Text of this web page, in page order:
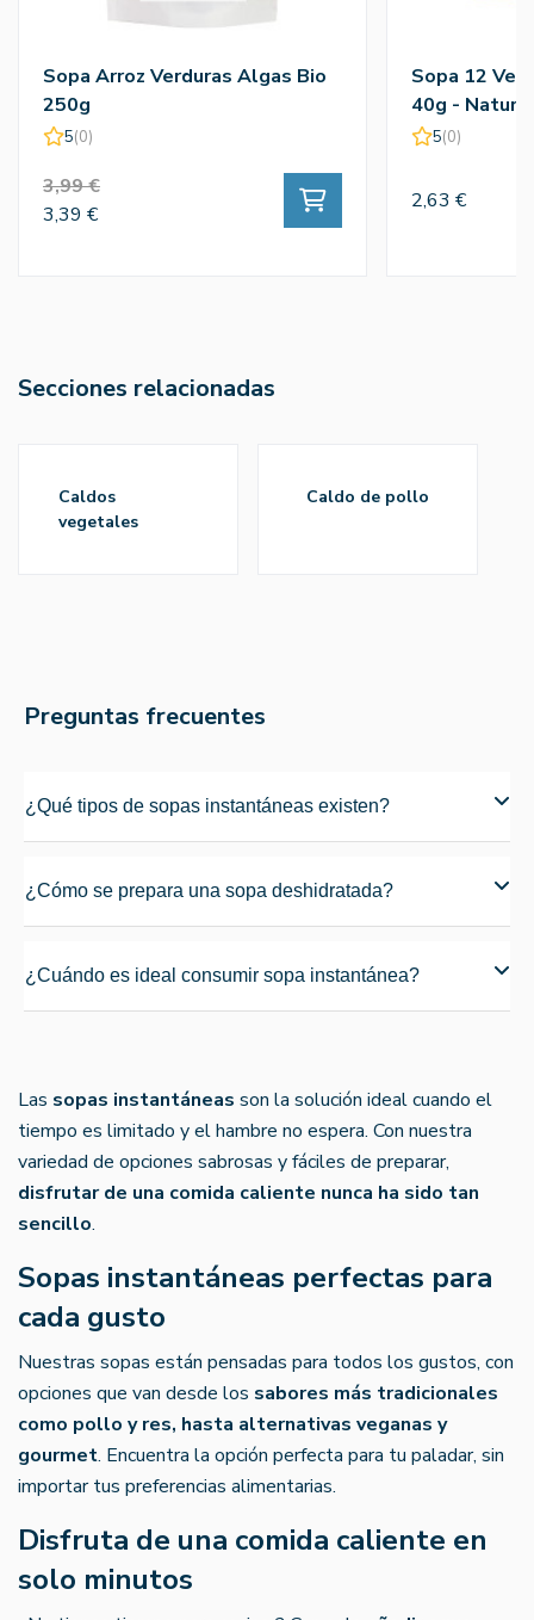
Sopa Arroz Verduras Algas Bio
250g
5(0)
3,99 €
3,39 €
Sopa 12
40g -
5(0)
2,63 €
Secciones relacionadas
caldos
vegetales
caldo de pollo
Preguntas frecuentes
¿Qué tipos de sopas instantáneas existen?
¿Cómo se prepara una sopa deshidratada?
¿Cuándo es ideal consumir sopa instantánea?
Las sopas instantáneas son la solución ideal cuando el
tiempo es limitado y el hambre no espera. Con nuestra
variedad de opciones sabrosas y fáciles de preparar,
disfrutar de una comida caliente nunca ha sido tan
sencillo.
Sopas instantáneas perfectas para
cada gusto
Nuestras sopas están pensadas para todos los gustos, con
opciones que van desde los sabores más tradicionales
como pollo y res, hasta alternativas veganas y
gourmet. Encuentra la opción perfecta para tu paladar, sin
importar tus preferencias alimentarias.
Disfruta de una comida caliente en
solo minutos